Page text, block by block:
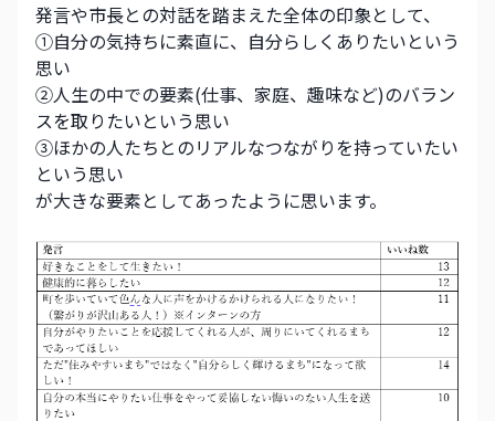
発言や市長との対話を踏まえた全体の印象として、
①自分の気持ちに素直に、自分らしくありたいという
思い
②人生の中での要素(仕事、家庭、趣味など)のバラン
スを取りたいという思い
③ほかの人たちとのリアルなつながりを持っていたい
という思い
が大きな要素としてあったように思います。